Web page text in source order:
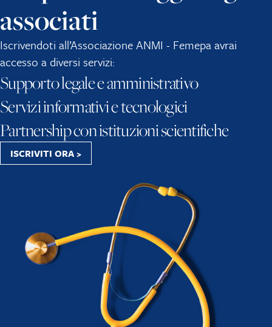
associati
Iscrivendoti all’Associazione ANMI - Femepa avrai
accesso a diversi servizi:
Supporto legale e amministrativo
Servizi informativi e tecnologici
Partnership con istituzioni scientifiche
ISCRIVITI ORA >